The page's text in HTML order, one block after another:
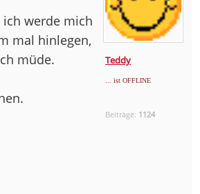
Teddy
... ist OFFLINE
Beiträge: 1124
ich werde mich
mal hinlegen,
müde.